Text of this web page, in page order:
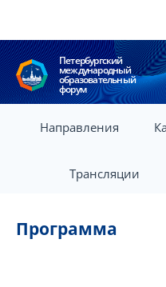
Петербургский
международный
образовательный
форум
Направления
Трансляции
Программа